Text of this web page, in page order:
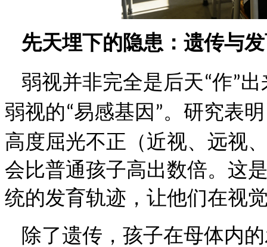
先天埋下的隐患：遗传与
弱视并非完全是后天“作”出
弱视的“易感基因 ”。研究表
高度屈光不正（近视、远视
会比普通孩子高出数倍。这
统的发育轨迹，让他们在视
除了遗传，孩子在母体内